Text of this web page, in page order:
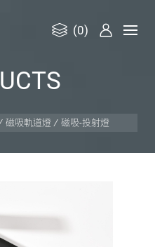
(0)
UCTS
磁吸軌道燈 磁吸-投射燈